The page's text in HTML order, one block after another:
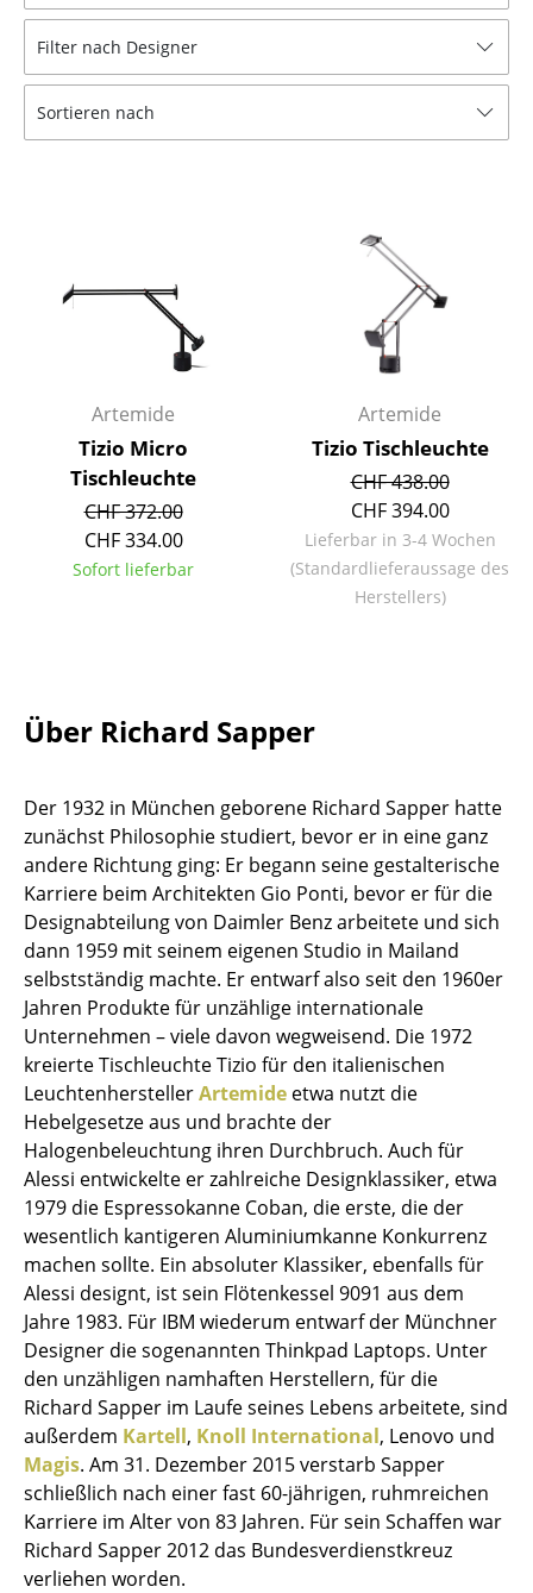
Bänke & Liegen
Sitzsäcke
Bürodrehstühle
Konferenzstühle
Bürosessel
Einzelteile
... alle Sitzmöbel
Tische
Sekretäre & PC-Tische
Konferenztische
Stehtische & Stehpulte
Kindertische
Gartentische
Servierwagen
Einzelteile
... alle Tische
Aufbewahren
Regale & Schränke
Bücherregale
Wandregale
Sideboards & Kommoden
TV Möbel
Beistell- & Rollcontainer
Barmöbel
Garderoben
Filter nach Designer
Sortieren nach
Artemide
Tizio Micro
Tischleuchte
CHF 372.00
CHF 334.00
Sofort lieferbar
Artemide
Tizio Tischleuchte
CHF 438.00
CHF 394.00
Lieferbar in 3-4 Wochen
(Standardlieferaussage des
Herstellers)
Über Richard Sapper
Der 1932 in München geborene Richard Sapper hatte
zunächst Philosophie studiert, bevor er in eine ganz
andere Richtung ging: Er begann seine gestalterische
Karriere beim Architekten Gio Ponti, bevor er für die
Designabteilung von Daimler Benz arbeitete und sich
dann 1959 mit seinem eigenen Studio in Mailand
selbstständig machte. Er entwarf also seit den 1960er
Jahren Produkte für unzählige internationale
Unternehmen – viele davon wegweisend. Die 1972
kreierte Tischleuchte Tizio für den italienischen
LeuchtenherstellerArtemide etwa nutzt die
Hebelgesetze aus und brachte der
Halogenbeleuchtung ihren Durchbruch. Auch für
Alessi entwickelte er zahlreiche Designklassiker, etwa
1979 die Espressokanne Coban, die erste, die der
wesentlich kantigeren Aluminiumkanne Konkurrenz
machen sollte. Ein absoluter Klassiker, ebenfalls für
Alessi designt, ist sein Flötenkessel 9091 aus dem
Jahre 1983. Für IBM wiederum entwarf der Münchner
Designer die sogenannten Thinkpad Laptops. Unter
den unzähligen namhaften Herstellern, für die
Richard Sapper im Laufe seines Lebens arbeitete, sind
außerdem Kartell, Knoll International, Lenovo und
Magis. Am 31. Dezember 2015 verstarb Sapper
schließlich nach einer fast 60-jährigen, ruhmreichen
Karriere im Alter von 83 Jahren. Für sein Schaffen war
Richard Sapper 2012 das Bundesverdienstkreuz
verliehen worden.